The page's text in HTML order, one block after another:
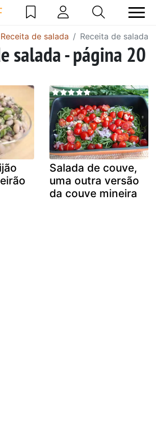
Receita de salada Receita de salada
salada - página 20
Salada de couve,
uma outra versão
da couve mineira